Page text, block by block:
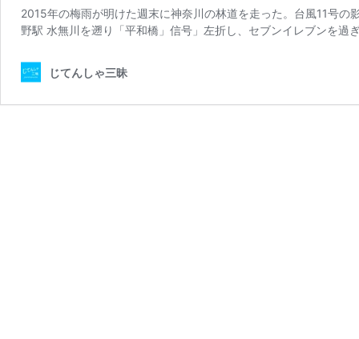
2015年の梅雨が明けた週末に神奈川の林道を走った。台風11号
野駅 水無川を遡り「平和橋」信号」左折し、セブンイレブンを
じてんしゃ三昧